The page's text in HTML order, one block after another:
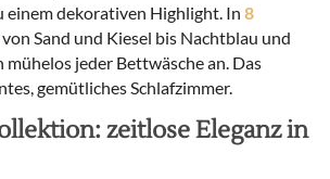
einem dekorativen Highlight. In 8
von Sand und Kiesel bis Nachtblau und
mühelos jeder Bettwäsche an. Das
gemütliches Schlafzimmer.
zeitlose Eleganz in